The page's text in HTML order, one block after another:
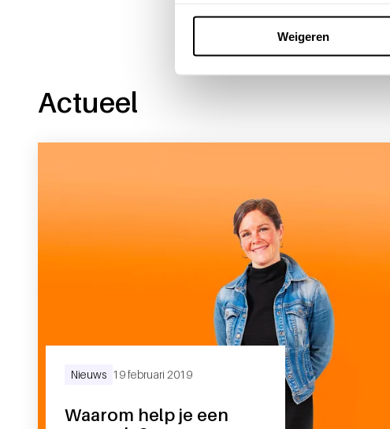
Weigeren
Actueel
Waarom help je een
Nieuws 19 februari 2019